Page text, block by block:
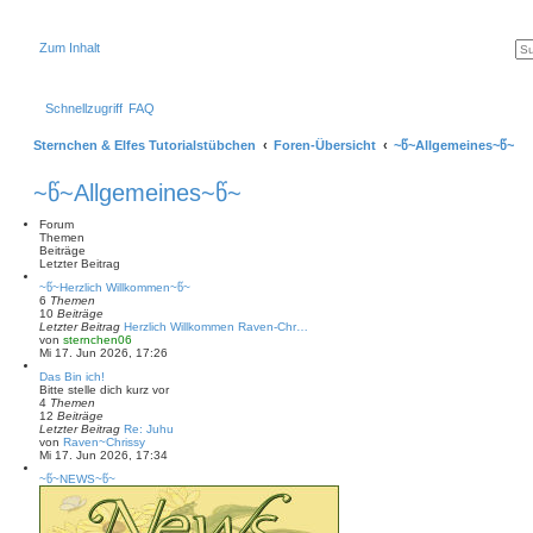
Zum Inhalt
Schnellzugriff FAQ
Sternchen & Elfes Tutorialstübchen Foren-Übersicht ~წ~Allgemeines~წ~
~წ~Allgemeines~წ~
Forum
Themen
Beiträge
Letzter Beitrag
~წ~Herzlich Willkommen~წ~
6 Themen
10 Beiträge
Letzter Beitrag Herzlich Willkommen Raven-Chr…
von sternchen06
e
s
r
B
e
a
g
Mi 17. Jun 2026, 17:26
Das Bin ich!
Bitte stelle dich kurz vor
4 Themen
12 Beiträge
Letzter Beitrag Re: Juhu
von Raven~ChrissyN
e
t
e
Mi 17. Jun 2026, 17:34
~წ~NEWS~წ~